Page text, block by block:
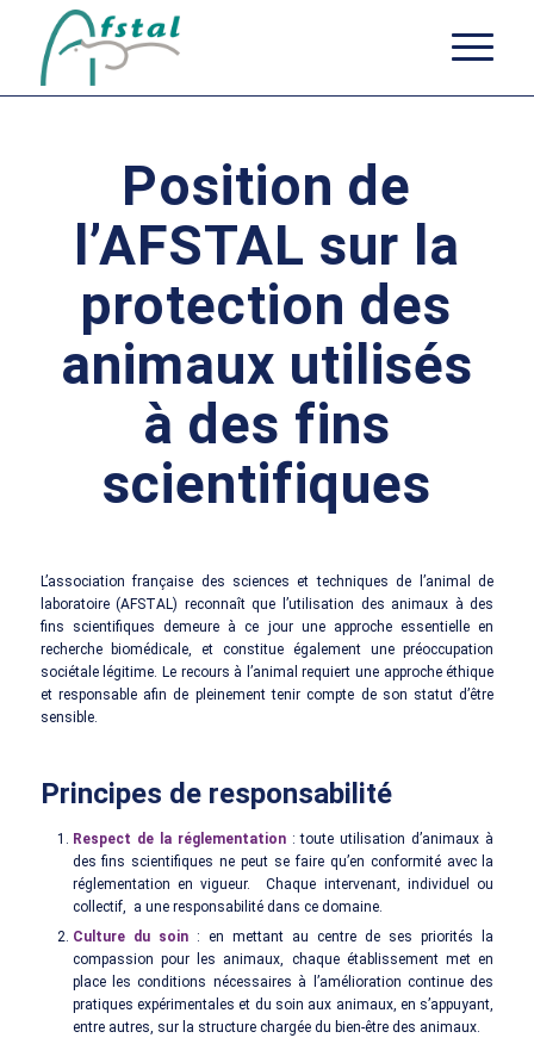
Position de
l’AFSTAL sur la
protection des
animaux utilisés
à des fins
scientifiques
L’association française des sciences et techniques de l’animal de
laboratoire (AFSTAL) reconnaît que l’utilisation des animaux à des
fins scientifiques demeure à ce jour une approche essentielle en
recherche biomédicale, et constitue également une préoccupation
sociétale légitime. Le recours à l’animal requiert une approche éthique
et responsable afin de pleinement tenir compte de son statut d’être
sensible.
Principes de responsabilité
Respect de la réglementation : toute utilisation d’animaux à
des fins scientifiques ne peut se faire qu’en conformité avec la
réglementation en vigueur. Chaque intervenant, individuel ou
collectif, a une responsabilité dans ce domaine.
Culture du soin : en mettant au centre de ses priorités la
compassion pour les animaux, chaque établissement met en
place les conditions nécessaires à l’amélioration continue des
pratiques expérimentales et du soin aux animaux, en s’appuyant,
entre autres, sur la structure chargée du bien-être des animaux.